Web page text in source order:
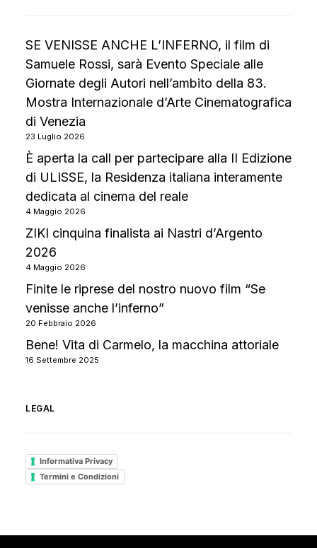
SE VENISSE ANCHE L’INFERNO, il film di
Samuele Rossi, sarà Evento Speciale alle
Giornate degli Autori nell’ambito della 83.
Mostra Internazionale d’Arte Cinematografica
di Venezia
23 Luglio 2026
È aperta la call per partecipare alla II Edizione
di ULISSE, la Residenza italiana interamente
dedicata al cinema del reale
4 Maggio 2026
ZIKI cinquina finalista ai Nastri d’Argento
2026
4 Maggio 2026
Finite le riprese del nostro nuovo film “Se
venisse anche l’inferno”
20 Febbraio 2026
Bene! Vita di Carmelo, la macchina attoriale
16 Settembre 2025
LEGAL
Informativa Privacy
Termini e Condizioni